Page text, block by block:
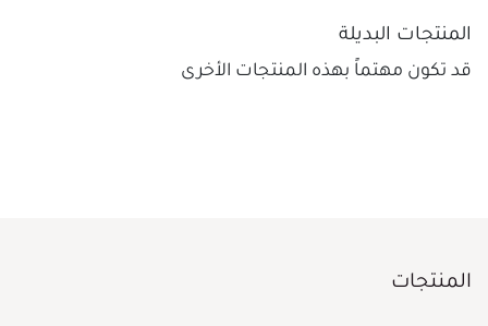
المنتجات البديلة
قد تكون مهتماً بهذه المنتجات الأخرى
المنتجات